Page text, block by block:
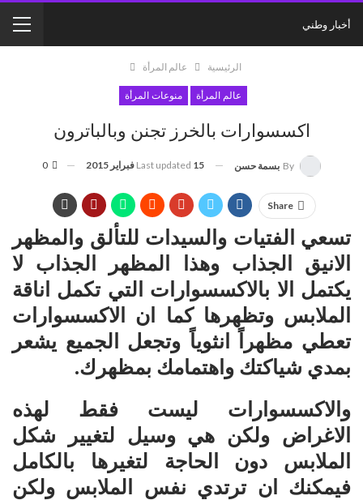
أخبار وطني
الرئيسية عالم المرأة
عالم المرأة منوعات المرأة
اكسسوارات بالخرز تجنن وبالباترون
By بسمة حسن Last updated 15 فبراير 2015
Share
تسعي الفتيات والسيدات للتألق والمظهر
الانيق الجذاب وهذا المظهر الجذاب لا
يكتمل الا بالاكسسوارات التي تكمل اناقة
الملابس وتظهرها كما ان الاكسسوارات
تعطي مظهراً انثوياً وتجعل الجميع يشعر
بمدي شياكتك واهتمامك بمظهرك.
والاكسسوارات ليست فقط لهذه
الاغراض ولكن هي وسيل لتغيير شكل
الملابس دون الحاجة لتغيرها بالكامل
فيمكنك ان ترتدي نفس الملابس ولكن